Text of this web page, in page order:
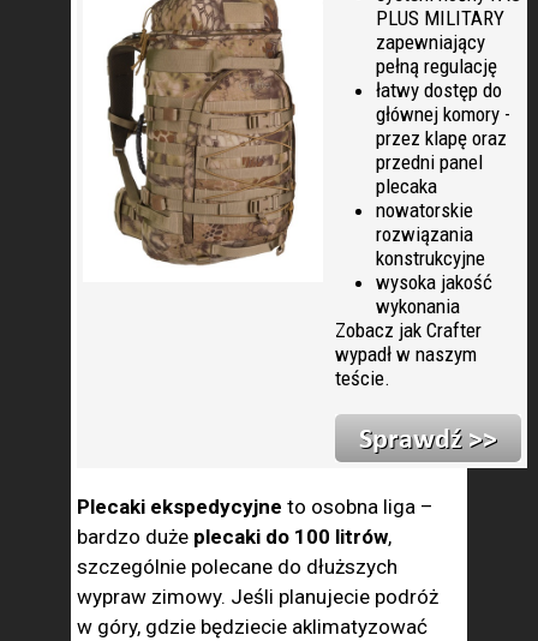
PLUS MILITARY
zapewniający
pełną regulację
łatwy dostęp do
głównej komory -
przez klapę oraz
przedni panel
plecaka
nowatorskie
rozwiązania
konstrukcyjne
wysoka jakość
wykonania
Zobacz jak Crafter
wypadł w naszym
teście.
Plecaki ekspedycyjne to osobna liga –
bardzo duże plecaki do 100 litrów,
szczególnie polecane do dłuższych
wypraw zimowy. Jeśli planujecie podróż
w góry, gdzie będziecie aklimatyzować